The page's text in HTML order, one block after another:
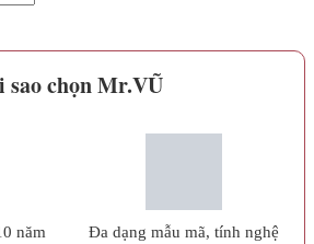
sao chọn Mr.VŨ
năm
Đa dạng mẫu mã, tính nghệ